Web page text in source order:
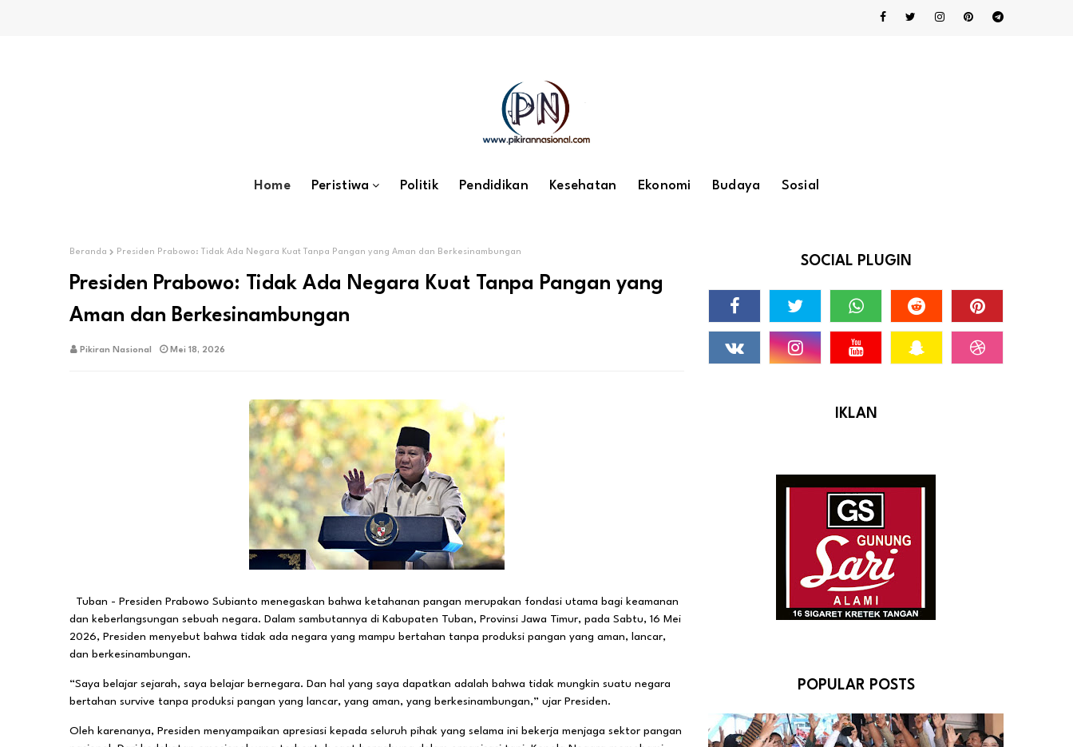
Home Peristiwa Politik Pendidikan Kesehatan Ekonomi Budaya Sosial
Beranda Presiden Prabowo: Tidak Ada Negara Kuat Tanpa Pangan yang Aman dan Berkesinambungan
Presiden Prabowo: Tidak Ada Negara Kuat Tanpa Pangan yang
Aman dan Berkesinambungan
Pikiran Nasional Mei 18, 2026
Tuban - Presiden Prabowo Subianto menegaskan bahwa ketahanan pangan merupakan fondasi utama bagi keamanan
dan keberlangsungan sebuah negara. Dalam sambutannya di Kabupaten Tuban, Provinsi Jawa Timur, pada Sabtu, 16 Mei
2026, Presiden menyebut bahwa tidak ada negara yang mampu bertahan tanpa produksi pangan yang aman, lancar,
dan berkesinambungan.
“Saya belajar sejarah, saya belajar bernegara. Dan hal yang saya dapatkan adalah bahwa tidak mungkin suatu negara
bertahan survive tanpa produksi pangan yang lancar, yang aman, yang berkesinambungan,” ujar Presiden.
Oleh karenanya, Presiden menyampaikan apresiasi kepada seluruh pihak yang selama ini bekerja menjaga sektor pangan
SOCIAL PLUGIN
IKLAN
POPULAR POSTS